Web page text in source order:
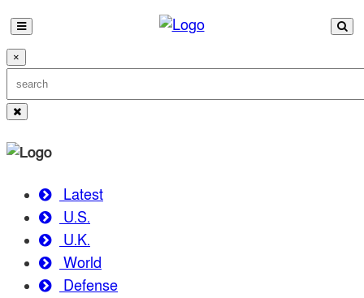
×
Latest
U.S.
U.K.
World
Defense